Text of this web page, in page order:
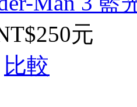
元
比較